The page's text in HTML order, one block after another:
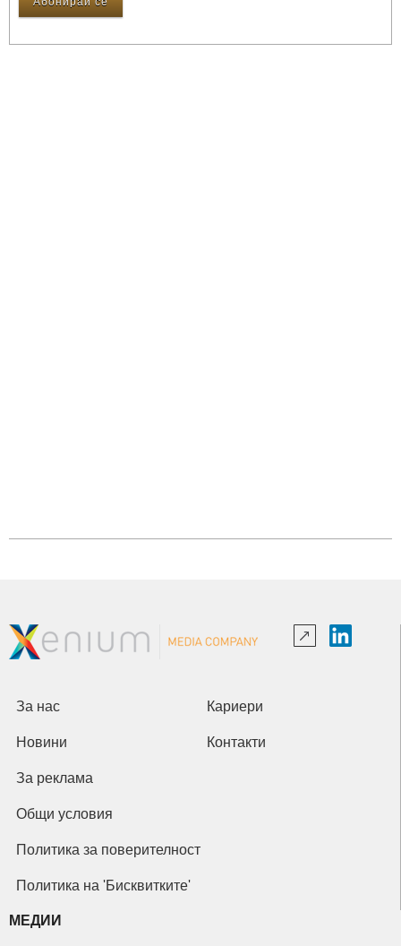
За нас Кариери
Новини Контакти
За реклама
Общи условия
Политика за поверителност
Политика на 'Бисквитките'
МЕДИИ